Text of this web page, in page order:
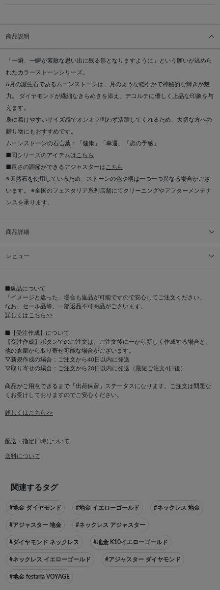
商品説明
「一瞬、一瞬が素敵な思い出に残る形となりますように」という願いが込めら
れたカラーストーンシリーズ。
6月の誕生石であるムーンストーンは、月のような穏やかで神秘的な輝きが魅
力。 ダイヤモンドが繊細なきらめきを添え、デコルテに優しく上品な印象を与
えます。
身に着けやすいサイズ感でオンオフ問わず活躍してくれるため、大切な方への
贈り物にもおすすめです。
ムーンストーンの石言葉：「健康」「幸運」「恋の予感」
■同シリーズのアイテムは こちら
■長さの調節ができるアジャスターは こちら
※天然石を使用しているため、ストーンの色や柄は一つ一つ異なる場合がござ
います。 ※全国のフェスタリア系列店舗にてクリーニングやアフターメンテナ
ンスを承ります。
商品詳細
レビュー
■返品について
「イメージと違った」場合も返品が可能ですので安心してご注文ください。
なお、セール品等、一部返品不可商品がございます。
詳しくはこちら>>
■【受注作成】について
【受注作成】ボタンでのご注文は、ご注文後に一から新しく作成する場合と、
他の倉庫から取り寄せ可能な場合がございます。
▽新規作成の場合：ご注文から40日以内に発送
▽取り寄せの場合：ご注文から20日以内に発送（最短ご注文4日後）
商品がご用意できるまで「出荷保留」ステータスになります。ご注文は問題な
くお受けしておりますのでご安心ください。
詳しくはこちら>>
配送・指定日時について
送料について
関連するタグ
#地金 ダイヤモンド #地金 イエローゴールド #ネックレス 地金
#アジャスター 地金 #ネックレス アジャスター
#ダイヤモンド ネックレス #地金 K10イエローゴールド
#ネックレス イエローゴールド #アジャスター ダイヤモンド
#地金 festaria VOYAGE